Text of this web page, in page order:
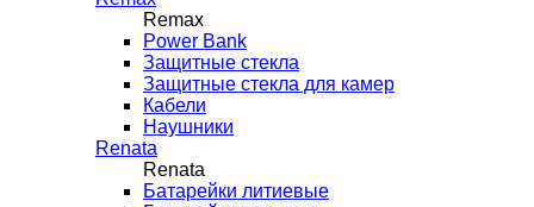
Remax
Power Bank
Защитные стекла
Защитные стекла для камер
Кабели
Наушники
Renata
Renata
Батарейки литиевые